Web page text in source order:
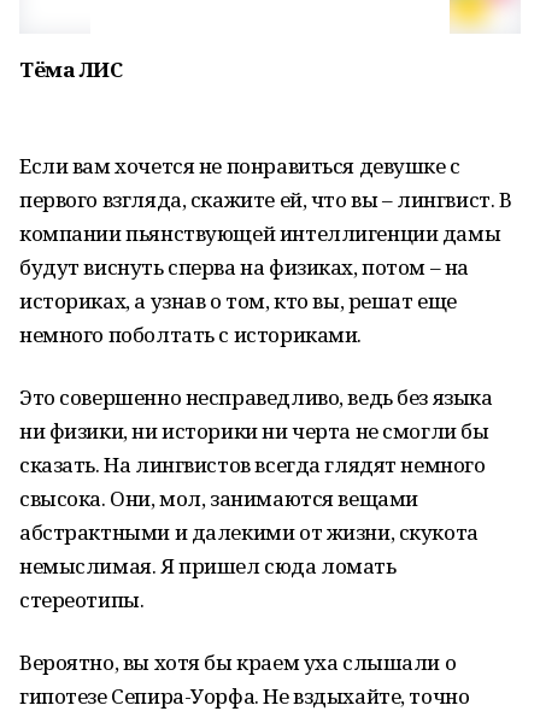
Тёма ЛИС
Если вам хочется не понравиться девушке с
первого взгляда, скажите ей, что вы – лингвист. В
компании пьянствующей интеллигенции дамы
будут виснуть сперва на физиках, потом – на
историках, а узнав о том, кто вы, решат еще
немного поболтать с историками.
Это совершенно несправедливо, ведь без языка
ни физики, ни историки ни черта не смогли бы
сказать. На лингвистов всегда глядят немного
свысока. Они, мол, занимаются вещами
абстрактными и далекими от жизни, скукота
немыслимая. Я пришел сюда ломать
стереотипы.
Вероятно, вы хотя бы краем уха слышали о
гипотезе Сепира-Уорфа. Не вздыхайте, точно